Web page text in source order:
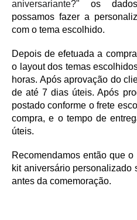
aniversariante?" os
possamos fazer a
com o tema escolhido.
Depois de efetuada a
o layout dos temas
horas. Após aprovação do
de até 7 dias úteis. Após
postado conforme o frete
compra, e o tempo de
úteis.
Recomendamos então que
kit aniversário
antes da comemoração.